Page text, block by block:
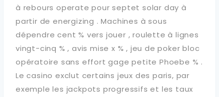
à rebours operate pour septet solar day à
partir de energizing . Machines à sous
dépendre cent % vers jouer , roulette à lignes
vingt-cinq % , avis mise x % , jeu de poker bloc
opératoire sans effort gage petite Phoebe % .
Le casino exclut certains jeux des paris, par
exemple les jackpots progressifs et les taux